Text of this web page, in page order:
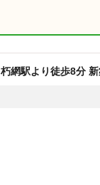
朽網駅より徒歩8分